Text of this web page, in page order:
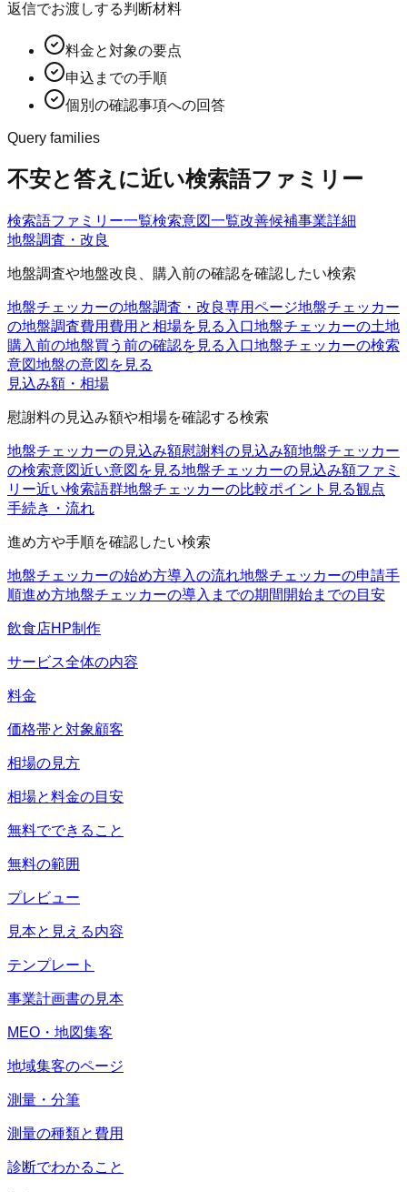
返信でお渡しする判断材料
料金と対象の要点
申込までの手順
個別の確認事項への回答
Query families
不安と答えに近い検索語ファミリー
検索語ファミリー一覧検索意図一覧改善候補事業詳細
地盤調査・改良
地盤調査や地盤改良、購入前の確認を確認したい検索
地盤チェッカーの地盤調査・改良専用ページ地盤チェッカー
の地盤調査費用 費用と相場を見る入口地盤チェッカーの土地
購入前の地盤買う前の確認を見る入口地盤チェッカーの検索
意図地盤の意図を見る
見込み額・相場
慰謝料の見込み額や相場を確認する検索
地盤チェッカーの見込み額慰謝料の見込み額地盤チェッカー
の検索意図近い意図を見る地盤チェッカーの見込み額ファミ
リー近い検索語群地盤チェッカーの比較ポイント 見る観点
手続き・流れ
進め方や手順を確認したい検索
地盤チェッカーの始め方導入の流れ地盤チェッカーの申請手
順進め方地盤チェッカーの導入までの期間 開始までの目安
飲食店HP制作
サービス全体の内容
料金
価格帯と対象顧客
相場の見方
相場と料金の目安
無料でできること
無料の範囲
プレビュー
見本と見える内容
テンプレート
事業計画書の見本
MEO・地図集客
地域集客のページ
測量・分筆
測量の種類と費用
診断でわかること